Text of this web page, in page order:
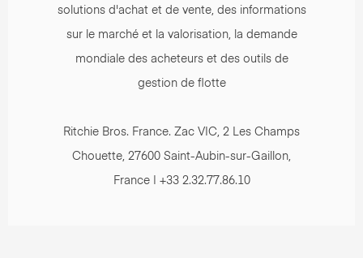
solutions d'achat et de vente, des informations
sur le marché et la valorisation, la demande
mondiale des acheteurs et des outils de
gestion de flotte
Ritchie Bros. France. Zac VIC, 2 Les Champs
Chouette, 27600 Saint-Aubin-sur-Gaillon,
France | +33 2.32.77.86.10